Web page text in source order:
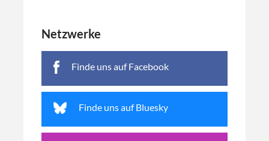
Netzwerke
Finde uns auf Facebook
Finde uns auf Bluesky